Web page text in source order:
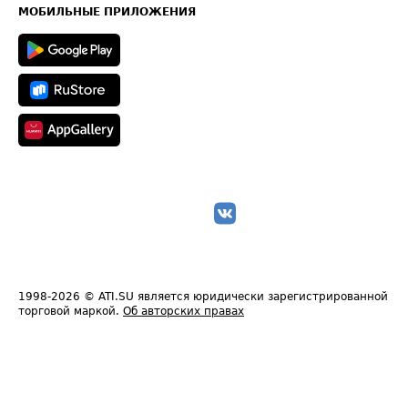
Техническая информация
МОБИЛЬНЫЕ ПРИЛОЖЕНИЯ
1998-2026 © ATI.SU является юридически зарегистрированной
торговой маркой. Об авторских правах